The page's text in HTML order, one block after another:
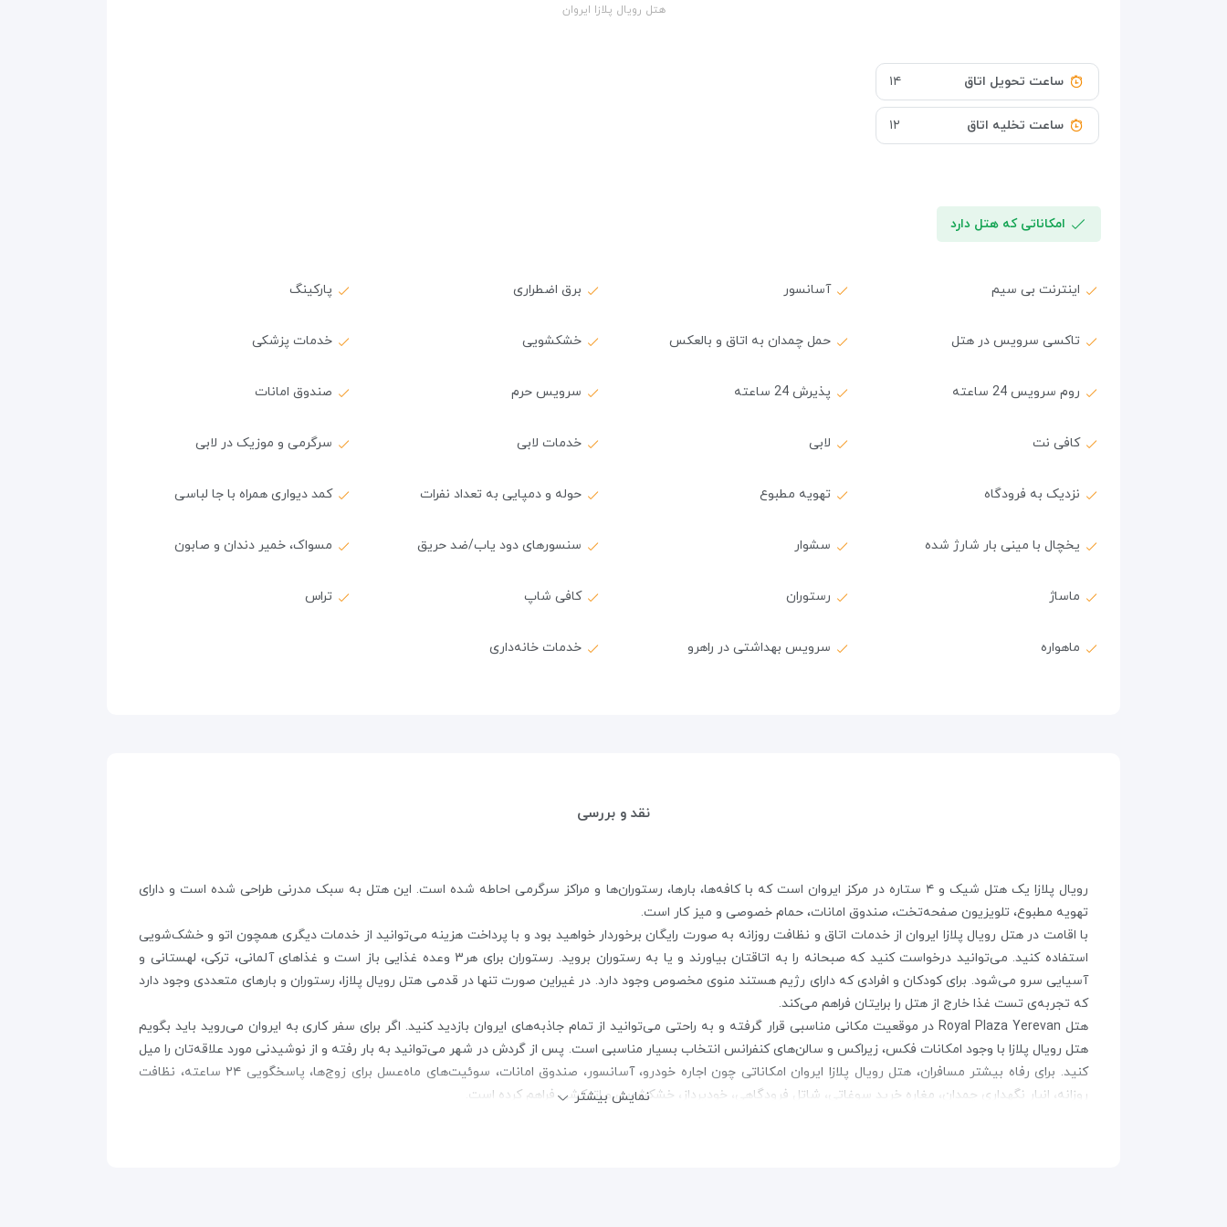
هتل رویال پلازا ایروان
ساعت تحویل اتاق ۱۴
ساعت تخلیه اتاق ۱۲
امکاناتی که هتل دارد
اینترنت بی سیم آسانسور برق اضطراری پارکینگ
تاکسی سرویس در هتل حمل چمدان به اتاق و بالعکس خشکشویی خدمات پزشکی
روم سرویس 24 ساعته پذیرش 24 ساعته سرویس حرم صندوق امانات
کافی نت لابی خدمات لابی سرگرمی و موزیک در لابی
نزدیک به فرودگاه تهویه مطبوع حوله و دمپایی به تعداد نفرات کمد دیواری همراه با جا لباسی
یخچال با مینی بار شارژ شده سشوار سنسورهای دود یاب/ضد حریق مسواک، خمیر دندان و صابون
ماساژ رستوران کافی شاپ تراس
ماهواره سرویس بهداشتی در راهرو خدمات خانه‌داری
نقد و بررسی
رویال پلازا یک هتل شیک و ۴ ستاره در مرکز ایروان است که با کافه‌ها، بارها، رستوران‌ها و مراکز سرگرمی احاطه شده است. این هتل به سبک مدرنی طراحی شده است و دارای
تهویه مطبوع، تلویزیون صفحه‌تخت، صندوق امانات، حمام خصوصی و میز کار است.
با اقامت در هتل رویال پلازا ایروان از خدمات اتاق و نظافت روزانه به صورت رایگان برخوردار خواهید بود و با پرداخت هزینه می‌توانید از خدمات دیگری همچون اتو و خشک‌شویی
استفاده کنید. می‌توانید درخواست کنید که صبحانه را به اتاقتان بیاورند و یا به رستوران بروید. رستوران برای هر۳ وعده غذایی باز است و غذاهای آلمانی، ترکی، لهستانی و
آسیایی سرو می‌شود. برای کودکان و افرادی که دارای رژیم هستند منوی مخصوص وجود دارد. در غیراین صورت تنها در قدمی هتل رویال پلازا، رستوران و بارهای متعددی وجود دارد
که تجربه‌ی تست غذا خارج از هتل را برایتان فراهم می‌کند.
هتل Royal Plaza Yerevan در موقعیت مکانی مناسبی قرار گرفته و به راحتی ‌می‌توانید از تمام جاذبه‌های ایروان بازدید کنید. اگر برای سفر کاری به ایروان می‌روید باید بگویم
هتل رویال پلازا با وجود امکانات فکس، زیراکس و سالن‌های کنفرانس انتخاب بسیار مناسبی است. پس از گردش در شهر می‌توانید به بار رفته و از نوشیدنی مورد علاقه‌تان را میل
کنید. برای رفاه بیشتر مسافران، هتل رویال پلازا ایروان امکاناتی چون اجاره خودرو، آسانسور، صندوق امانات، سوئیت‌های ماه‌عسل برای زوج‌ها، پاسخگویی ۲۴ ساعته، نظافت
روزانه، انبار نگهداری چمدان، مغاره خرید سوغاتی، شاتل فرودگاهی، خودپرداز، خشکشویی و اتوکشی فراهم کرده است.
نمایش بیشتر